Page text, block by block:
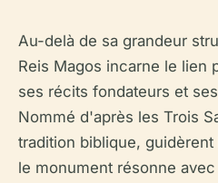
Au-delà de sa grandeur
Reis Magos incarne le lien
ses récits fondateurs et
Nommé d'après les Trois
tradition biblique,
le monument résonne